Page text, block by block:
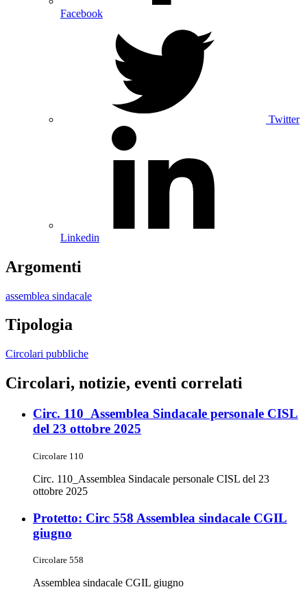
Facebook
Twitter
Linkedin
Argomenti
assemblea sindacale
Tipologia
Circolari pubbliche
Circolari, notizie, eventi correlati
Circ. 110_Assemblea Sindacale personale CISL
del 23 ottobre 2025
Circolare 110
Circ. 110_Assemblea Sindacale personale CISL del 23
ottobre 2025
Protetto: Circ 558 Assemblea sindacale CGIL
giugno
Circolare 558
Assemblea sindacale CGIL giugno